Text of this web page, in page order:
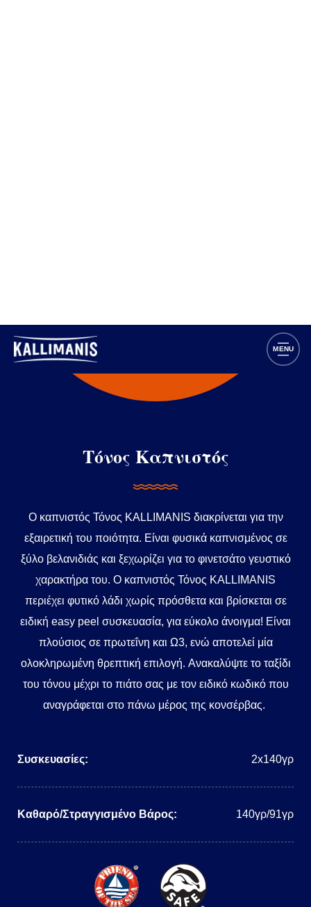
Τόνος Καπνιστός
Ο καπνιστός Τόνος KALLIMANIS διακρίνεται για την
εξαιρετική του ποιότητα. Είναι φυσικά καπνισμένος σε
ξύλο βελανιδιάς και ξεχωρίζει για το φινετσάτο γευστικό
χαρακτήρα του. Ο καπνιστός Τόνος KALLIMANIS
περιέχει φυτικό λάδι χωρίς πρόσθετα και βρίσκεται σε
ειδική easy peel συσκευασία, για εύκολο άνοιγμα! Είναι
πλούσιος σε πρωτεΐνη και Ω3, ενώ αποτελεί μία
ολοκληρωμένη θρεπτική επιλογή. Ανακαλύψτε το ταξίδι
του τόνου μέχρι το πιάτο σας με τον ειδικό κωδικό που
αναγράφεται στο πάνω μέρος της κονσέρβας.
Συσκευασίες: 2x140γρ
Καθαρό/Στραγγισμένο Βάρος: 140γρ/91γρ